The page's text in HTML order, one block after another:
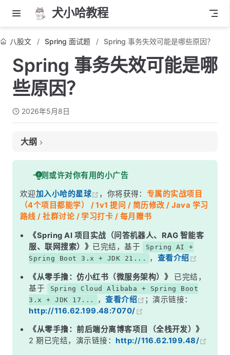
犬小哈教程
八股文 Spring 面试题 Spring 事务失效可能是哪些原因？
Spring 事务失效可能是哪
些原因？
2026年5月8日
大纲
面试考察点
核心答案
深度解析
一、同类内部方法调用（最常见！）
二、方法不是 public
三、方法被 final 或 static 修饰
五、抛出的异常类型不对
六、数据库引擎不支持事务
面试高频追问
一则或许对你有用的小广告
欢迎加入小哈的星球 ，你将获得： 专属的实战项目
（4个项目都能学） / 1v1 提问 / 简历修改 / Java 学习
路线 / 社群讨论 / 学习打卡 / 每月赠书
《Spring AI 项目实战（问答机器人、RAG 智能客
服、联网搜索）》 已完结，基于
Spring AI +
Spring Boot 3.x + JDK 21...
， 查看介绍
《从零手撸：仿小红书（微服务架构）》
已完结，
基于
Spring Cloud Alibaba + Spring Boot
3.x + JDK 17...
，查看介绍
；演示链接：
http://116.62.199.48:7070/
《从零手撸：前后端分离博客项目（全栈开发）》
2 期已完结，演示链接： http://116.62.199.48/